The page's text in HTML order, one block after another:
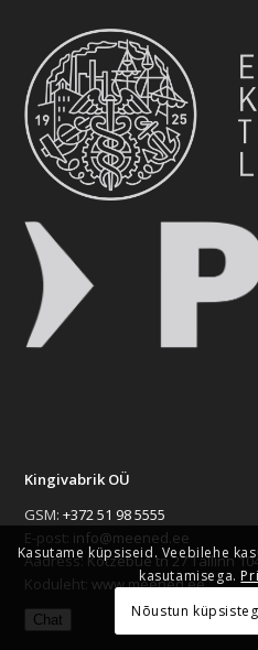
Kingivabrik OÜ
GSM:+372 51 98 5555
E-post: info@meened.ee
Aadress: Kotzebue tn 27 Tallinn
Koduleht:www.meened.ee
Chat
Kasutame küpsiseid. Veebilehe
kasutamisega.
Nõustun